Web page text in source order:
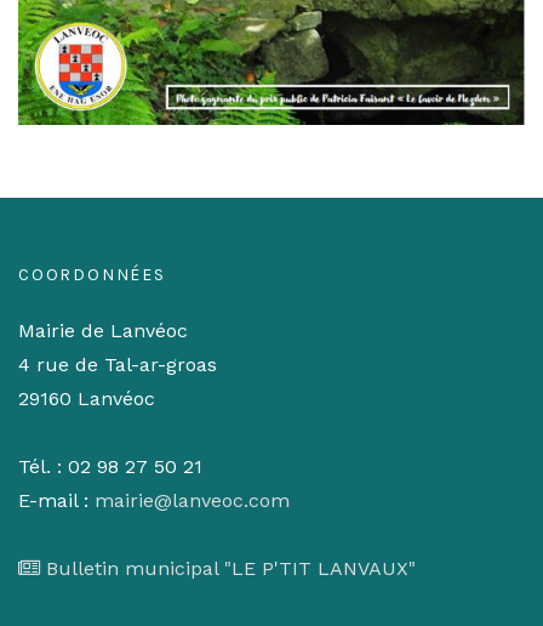
COORDONNÉES
Mairie de Lanvéoc
4 rue de Tal-ar-groas
29160 Lanvéoc
Tél. : 02 98 27 50 21
E-mail : mairie@lanveoc.com
Bulletin municipal "LE P'TIT LANVAUX"